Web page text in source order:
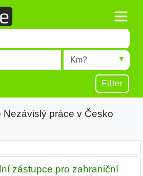
for results.
for results.
Radius
Filter
práce v Česko
zástupce pro zahraniční